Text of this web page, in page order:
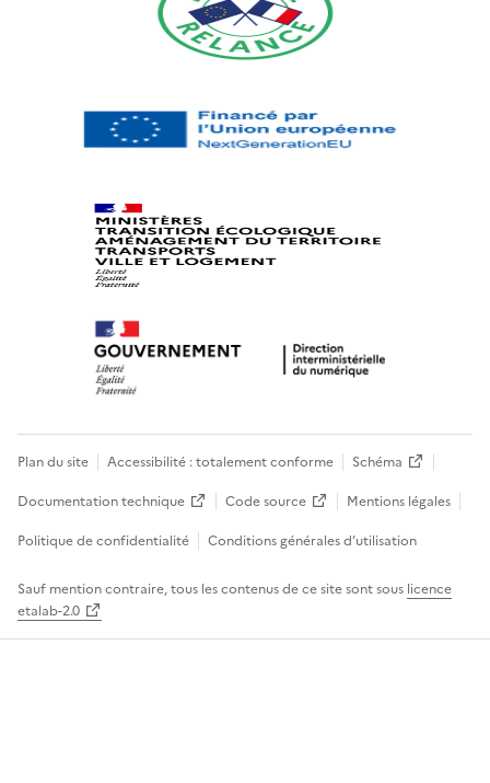
Plan du site Accessibilité : totalement conforme
Schéma
Documentation technique
Code source
Mentions légales
Politique de confidentialité
Conditions générales d’utilisation
Sauf mention contraire, tous les contenus de ce site sont sous licence
etalab-2.0